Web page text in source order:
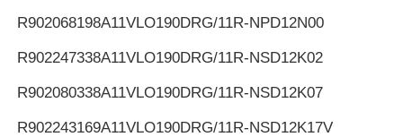
R902068198A11VLO190DRG/11R-NPD12N00
R902247338A11VLO190DRG/11R-NSD12K02
R902080338A11VLO190DRG/11R-NSD12K07
R902243169A11VLO190DRG/11R-NSD12K17V